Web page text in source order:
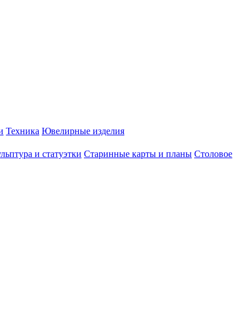
Техника Ювелирные изделия
и статуэтки Старинные карты и планы Столовое